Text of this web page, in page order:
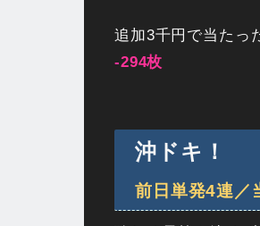
追加3千円で当たっ
-294枚
沖ドキ！
前日単発4連／